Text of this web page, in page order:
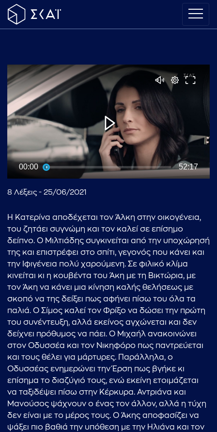
00:00 52:17
8 Λέξεις - 25/06/2021
Η Κατερίνα αποδέχεται τον Άλκη στην οικογένεια,
του ζητάει συγνώμη και τον καλεί σε επίσημο
δείπνο. Ο Μιλτιάδης συγκινείται από την υποχώρησή
της και επιστρέφει στο σπίτι, γεγονός που κάνει και
την Ιφιγένεια πολύ χαρούμενη. Σε φιλικό κλίμα
κινείται κι η κουβέντα του Άκη με τη Βικτώρια, με
τον Άκη να κάνει μια κίνηση καλής θελήσεως με
σκοπό να της δείξει πως αφήνει πίσω του όλα τα
παλιά. Ο Σίμος καλεί τον Φρίξο να δώσει την πρώτη
του συνέντευξη, αλλά εκείνος αγχώνεται και δεν
δείχνει πρόθυμος να πάει. Ο Μιχαήλ ανακοινώνει
στον Οδυσσέα και τον Νικηφόρο πως παντρεύεται
και τους θέλει για μάρτυρες. Παράλληλα, ο
Οδυσσέας ενημερώνει την Έρση πως βγήκε κι
επίσημα το διαζύγιό τους, ενώ εκείνη ετοιμάζεται
να ταξιδέψει πίσω στην Κέρκυρα. Αντριάνα και
Μανούσος ψάχνουν ο ένας τον άλλον, αλλά η τύχη
δεν είναι με το μέρος τους. Ο Άκης αποφασίζει να
ψάξει πιο βαθιά την υπόθεση με την Ηλιάνα και τον